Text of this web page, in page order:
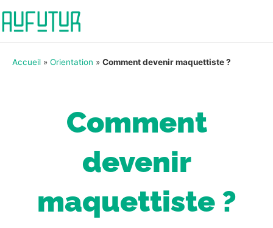
Accueil » Orientation » Comment devenir maquettiste ?
Comment
devenir
maquettiste ?